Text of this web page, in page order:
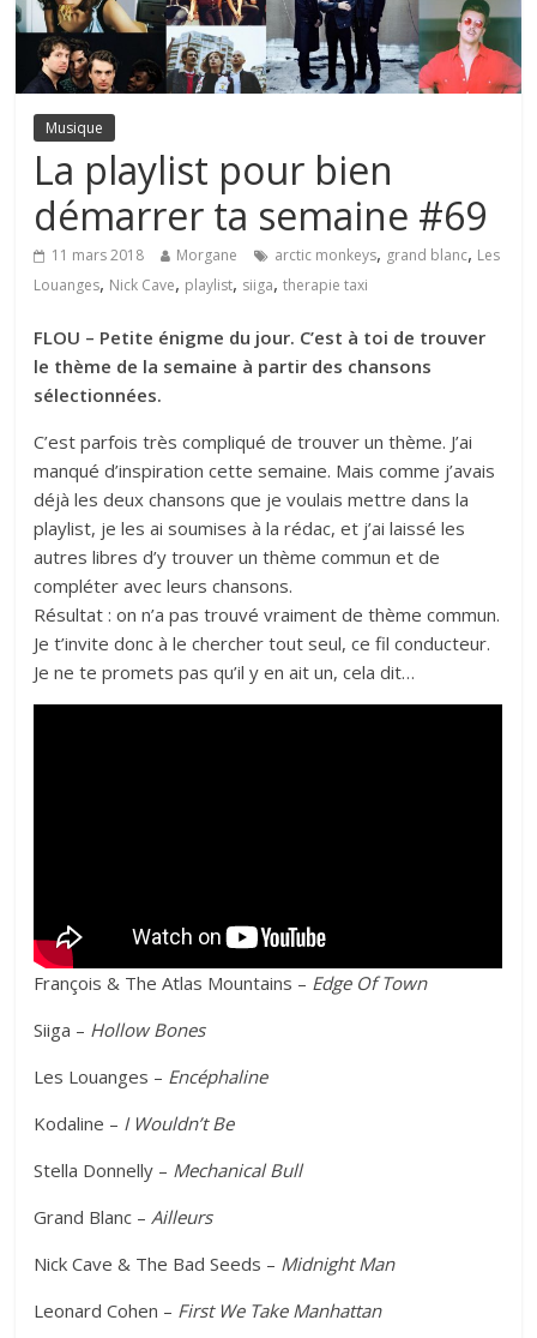
Musique
La playlist pour bien
démarrer ta semaine #69
11 mars 2018 Morgane arctic monkeys, grand blanc, Les
Louanges, Nick Cave, playlist, siiga,therapie taxi
FLOU – Petite énigme du jour. C’est à toi de trouver
le thème de la semaine à partir des chansons
sélectionnées.
C’est parfois très compliqué de trouver un thème. J’ai
manqué d’inspiration cette semaine. Mais comme j’avais
déjà les deux chansons que je voulais mettre dans la
playlist, je les ai soumises à la rédac, et j’ai laissé les
autres libres d’y trouver un thème commun et de
compléter avec leurs chansons.
Résultat : on n’a pas trouvé vraiment de thème commun.
Je t’invite donc à le chercher tout seul, ce fil conducteur.
Je ne te promets pas qu’il y en ait un, cela dit…
François & The Atlas Mountains – Edge Of Town
Siiga – Hollow Bones
Les Louanges – Encéphaline
Kodaline – I Wouldn’t Be
Stella Donnelly – Mechanical Bull
Grand Blanc –Ailleurs
Nick Cave & The Bad Seeds – Midnight Man
Leonard Cohen – First We Take Manhattan